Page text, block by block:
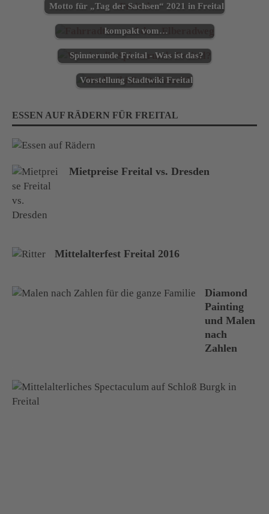
Motto für „Tag der Sachsen“ 2021 in Freital
kompakt vom…
Spinnerunde Freital - Was ist das?
Vorstellung Stadtwiki Freital
ESSEN AUF RÄDERN FÜR FREITAL
Mietpreise Freital vs. Dresden
Mittelalterfest Freital 2016
Diamond
Painting
und Malen
nach
Zahlen